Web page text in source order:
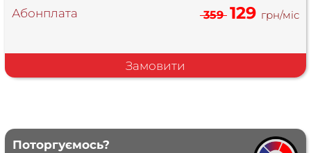
Абонплата 359 129 грн/міс
Замовити
Поторгуємось?